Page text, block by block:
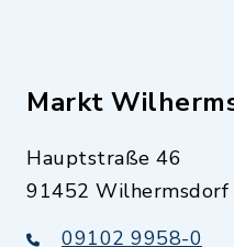
Markt
Hauptstraße 46
91452 Wilhermsdorf
09102 9958-0